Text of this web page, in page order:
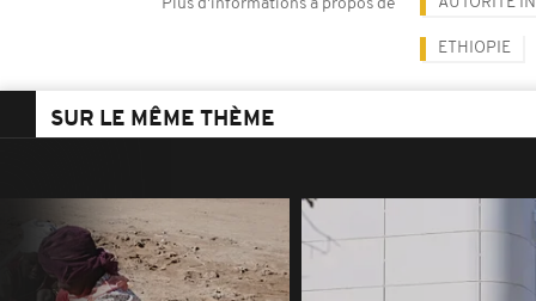
Plus d'informations à propos de
ETHIOPIE
SUR LE MÊME THÈME